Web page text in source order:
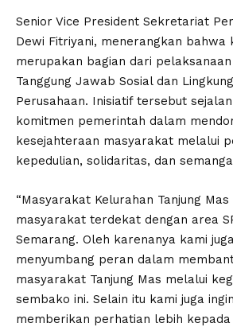
Senior Vice President Sekretariat
Dewi Fitriyani, menerangkan bahwa
merupakan bagian dari
Tanggung Jawab Sosial dan
Perusahaan. Inisiatif tersebut
komitmen pemerintah dalam
kesejahteraan masyarakat melalui
kepedulian, solidaritas, dan
“Masyarakat Kelurahan Tanjung
masyarakat terdekat dengan area
Semarang. Oleh karenanya kami
menyumbang peran dalam
masyarakat Tanjung Mas melalui
sembako ini. Selain itu kami juga
memberikan perhatian lebih